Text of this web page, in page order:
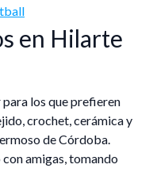
en Hilarte
los que prefieren
crochet, cerámica y
de Córdoba.
amigas, tomando